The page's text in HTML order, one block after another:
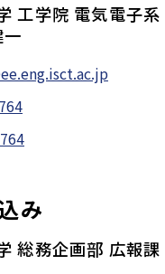
工学院 電気電子系
み
総務企画部 広報課